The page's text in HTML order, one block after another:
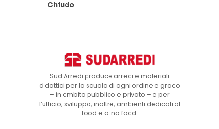
Chiudo
Sud Arredi produce arredi e materiali
didattici per la scuola di ogni ordine e grado
– in ambito pubblico e privato – e per
l’ufficio; sviluppa, inoltre, ambienti dedicati al
food e al no food.